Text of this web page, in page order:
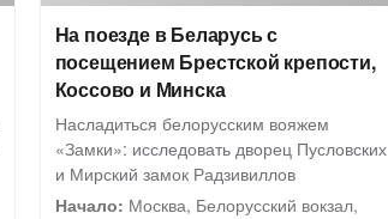
На поезде в Беларусь с
посещением Брестской крепости,
Коссово и Минска
Насладиться белорусским вояжем
«Замки»: исследовать дворец Пусловских
и Мирский замок Радзивиллов
Начало: Москва, Белорусский вокзал,